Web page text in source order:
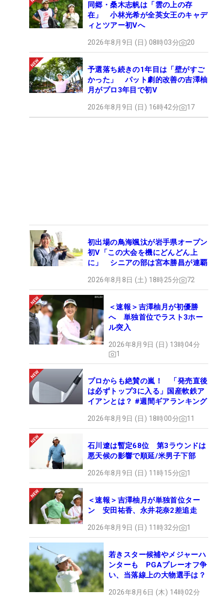
同郷・桑木志帆は「雲の上の存
在」 小林光希が全英女王のキャデ
ィとツアー初Vへ
2026年8月9日 (日) 08時03分 20
予選落ち続きの1年目は「壁がすご
かった」 パット劇的改善の吉澤柚
月がプロ3年目で初V
2026年8月9日 (日) 16時42分 17
初出場の鳥海颯汰が岩手県オープン
初V「この大会を機にどんどん上
に」 シニアの部は宮本勝昌が連覇
2026年8月8日 (土) 18時25分 72
＜速報＞吉澤柚月が初優勝
へ 単独首位でラスト3ホー
ル突入
2026年8月9日 (日) 13時04分
1
プロからも絶賛の嵐！ 「発売直後
は必ずトップ3に入る」国産軟鉄ア
イアンとは？ #週間ギアランキング
2026年8月9日 (日) 18時00分 11
石川遼は暫定68位 第3ラウンドは
悪天候の影響で順延/米男子下部
2026年8月9日 (日) 11時15分 1
＜速報＞吉澤柚月が単独首位ター
ン 安田祐香、永井花奈2差追走
2026年8月9日 (日) 11時32分 1
若きスター候補やメジャーハ
ンターも PGAプレーオフ争
い、当落線上の大物選手は？
2026年8月6日 (木) 14時02分